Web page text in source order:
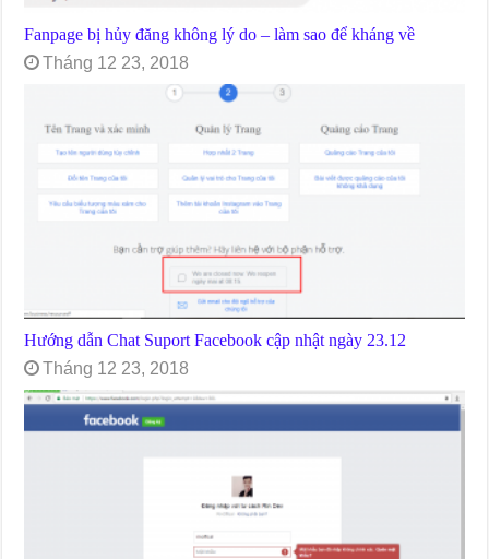
Fanpage bị hủy đăng không lý do – làm sao để kháng về
Tháng 12 23, 2018
Hướng dẫn Chat Suport Facebook cập nhật ngày 23.12
Tháng 12 23, 2018